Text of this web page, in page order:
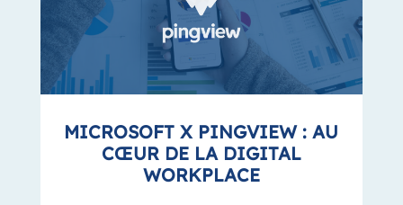
MICROSOFT X PINGVIEW : AU
CŒUR DE LA DIGITAL
WORKPLACE